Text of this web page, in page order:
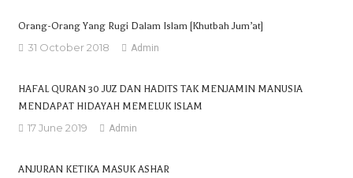
Orang-Orang Yang Rugi Dalam Islam [Khutbah Jum’at]
31 October 2018 Admin
HAFAL QURAN 30 JUZ DAN HADlTS TAK MENJAMIN MANUSIA
MENDAPAT HIDAYAH MEMELUK ISLAM
17 June 2019 Admin
ANJURAN KETIKA MASUK ASHAR